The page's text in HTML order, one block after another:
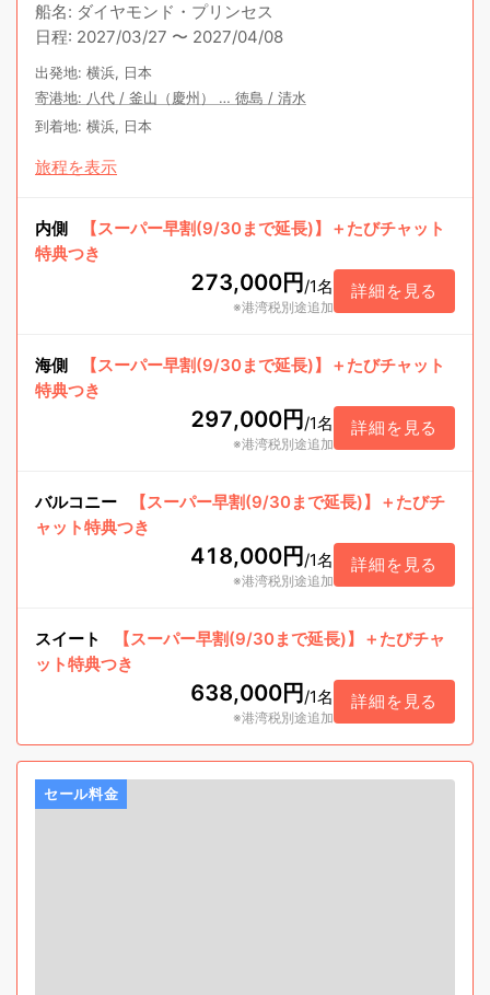
船名: ダイヤモンド・プリンセス
日程: 2027/03/27 〜 2027/04/08
出発地: 横浜, 日本
寄港地: 八代 / 釜山（慶州） … 徳島 / 清水
到着地: 横浜, 日本
旅程を表示
内側
【スーパー早割(9/30まで延長)】＋たびチャット
特典つき
273,000円/1名
※港湾税別途追加
詳細を見る
海側
【スーパー早割(9/30まで延長)】＋たびチャット
特典つき
297,000円/1名
※港湾税別途追加
詳細を見る
バルコニー
【スーパー早割(9/30まで延長)】＋たびチ
ャット特典つき
418,000円/1名
※港湾税別途追加
詳細を見る
スイート
【スーパー早割(9/30まで延長)】＋たびチャ
ット特典つき
638,000円/1名
※港湾税別途追加
詳細を見る
セール料金